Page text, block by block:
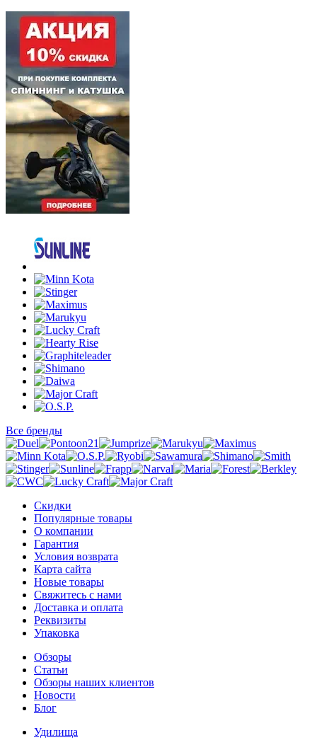
Все бренды
Скидки
Популярные товары
О компании
Гарантия
Условия возврата
Карта сайта
Новые товары
Свяжитесь с нами
Доставка и оплата
Реквизиты
Упаковка
Обзоры
Статьи
Обзоры наших клиентов
Новости
Блог
Удилища